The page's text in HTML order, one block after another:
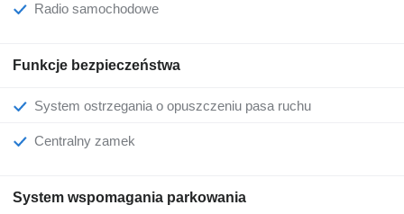
Radio samochodowe
Funkcje bezpieczeństwa
System ostrzegania o opuszczeniu pasa ruchu
Centralny zamek
System wspomagania parkowania